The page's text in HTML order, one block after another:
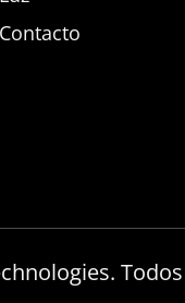
Contacto